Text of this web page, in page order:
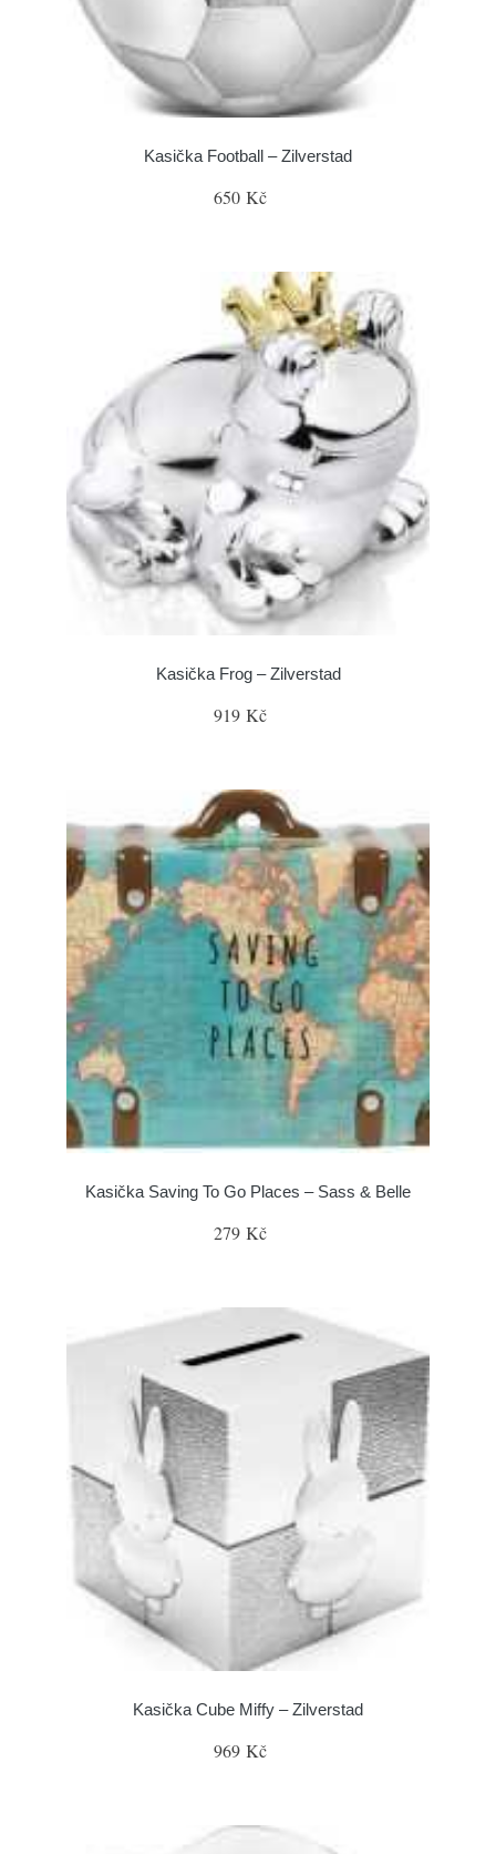
Kasička Football – Zilverstad
650 Kč
Kasička Frog – Zilverstad
919 Kč
Kasička Saving To Go Places – Sass & Belle
279 Kč
Kasička Cube Miffy – Zilverstad
969 Kč